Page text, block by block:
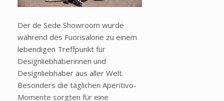
Der de Sede Showroom wurde
während des Fuorisalone zu einem
lebendigen Treffpunkt für
Designliebhaberinnen und
Designliebhaber aus aller Welt.
Besonders die täglichen Aperitivo-
Momente sorgten für eine